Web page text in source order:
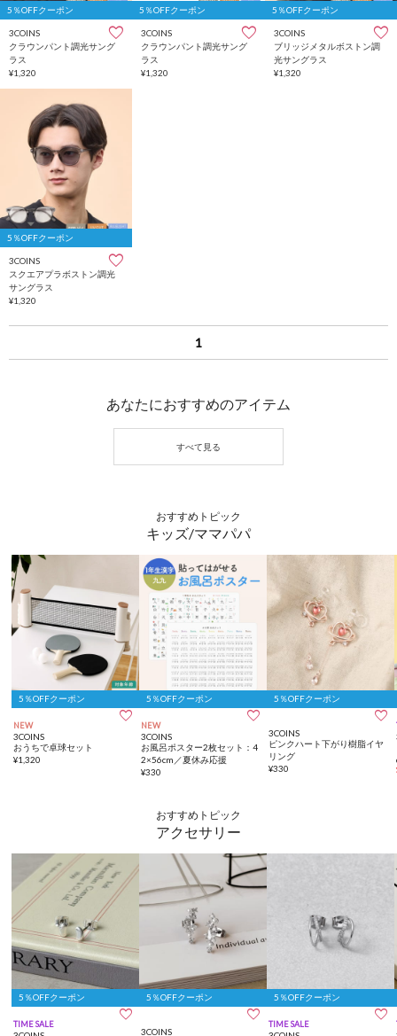
5％OFFクーポン
3COINS
クラウンパント調光サング
ラス
¥1,320
5％OFFクーポン
3COINS
クラウンパント調光サング
ラス
¥1,320
5％OFFクーポン
3COINS
ブリッジメタルボストン調
光サングラス
¥1,320
5％OFFクーポン
3COINS
スクエアプラボストン調光
サングラス
¥1,320
1
あなたにおすすめのアイテム
おすすめトピック
キッズ/ママパパ
5％OFFクーポン
NEW 
3COINS
おうちで卓球セット
¥1,320
5％OFFクーポン
NEW 
3COINS
お風呂ポスター2枚セット：4
2×56cm／夏休み応援
¥330
5％OFFクーポン

3COINS
ピンクハート下がり樹脂イヤ
リング
¥330
おすすめトピック
アクセサリー
5％OFFクーポン
TIME SALE 
5％OFFクーポン

3COINS
5％OFFクーポン
TIME SALE 